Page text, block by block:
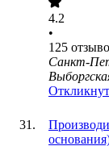
4.2
•
125
Санкт-